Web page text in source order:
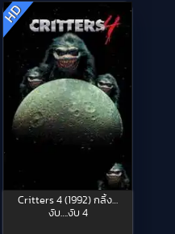
HD
Critters 4 (1992) กลิ้ง…
งับ….งับ 4